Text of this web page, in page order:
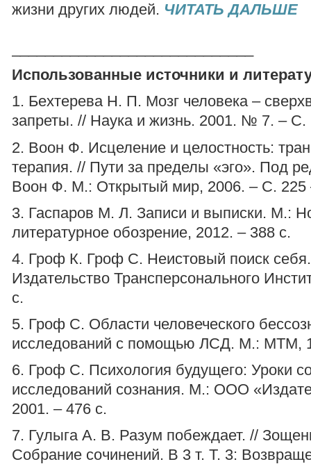
жизни других людей. ЧИТАТЬ ДАЛЬШЕ
Использованные источники и
1. Бехтерева Н. П. Мозг человека –
запреты. // Наука и жизнь. 2001. № 7. – С.
2. Воон Ф. Исцеление и целостность:
терапия. // Пути за пределы «эго». Под
Воон Ф. М.: Открытый мир, 2006. – С. 225
3. Гаспаров М. Л. Записи и выписки. М.:
литературное обозрение, 2012. – 388 с.
4. Гроф К. Гроф С. Неистовый поиск
Издательство Трансперсонального
с.
5. Гроф С. Области человеческого
исследований с помощью ЛСД. М.: МТМ,
6. Гроф С. Психология будущего: Уроки
исследований сознания. М.: ООО
2001. – 476 с.
7. Гулыга А. В. Разум побеждает. //
Собрание сочинений. В 3 т. Т. 3: